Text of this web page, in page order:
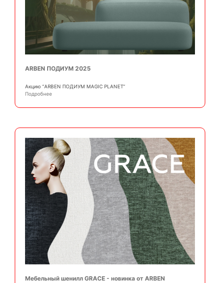
ARBEN ПОДИУМ 2025
Акцию “ARBEN ПОДИУМ MAGIC PLANET”
Подробнее
Мебельный шенилл GRACE - новинка от ARBEN